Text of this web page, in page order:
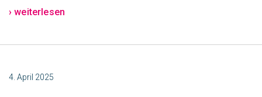
› weiterlesen
4. April 2025